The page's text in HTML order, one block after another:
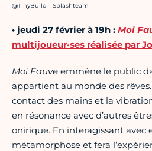
Crédit photo :
@TinyBuild - Splashteam
• jeudi 27 février à 19h : Moi
multijoueur·ses réalisée par
Moi Fauve emmène le public
appartient au monde des
contact des mains et la
en résonance avec d’autres
onirique. En interagissant avec
métamorphose et fera